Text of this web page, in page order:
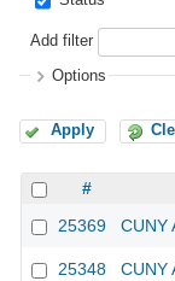
Add filter
Options
Apply
#
25369
CUNY
25348
CUNY